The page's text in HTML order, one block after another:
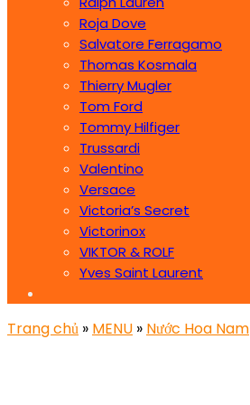
Roja Dove
Salvatore Ferragamo
Thomas Kosmala
Thierry Mugler
Tom Ford
Tommy Hilfiger
Trussardi
Valentino
Versace
Victoria’s Secret
Victorinox
VIKTOR & ROLF
Yves Saint Laurent
Trang chủ » MENU » Nước Hoa Nam